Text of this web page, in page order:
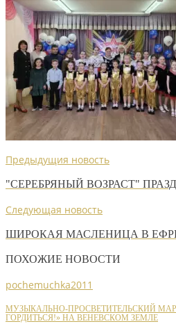
Предыдущия новость
"СЕРЕБРЯНЫЙ ВОЗРАСТ"
Следующая новость
ШИРОКАЯ МАСЛЕНИЦА В
ПОХОЖИЕ НОВОСТИ
pochemuchka2011
МУЗЫКАЛЬНО-ПРОСВЕТИТЕЛЬСКИЙ
ГОРДИТЬСЯ!» НА ВЕНЕВСКОМ ЗЕМЛЕ